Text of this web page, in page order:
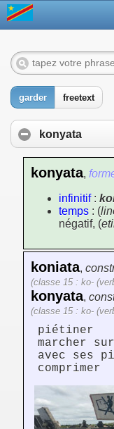
garder freetext
konyata
konyata,
infinitif:
temps : (
négatif, (
koniata,
(classe 15 : ko-
konyata,
(classe 15 : ko-
piétiner
marcher
avec ses
comprimer